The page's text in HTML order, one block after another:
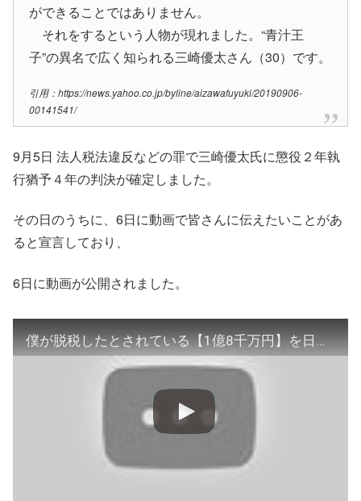
ができることではありません。
それをするという人物が現れました。“青汁王
子”の異名で広く知られる三崎優太さん（30）です。
引用：https://news.yahoo.co.jp/byline/aizawafuyuki/20190906-
00141541/
9月5日 法人税法違反などの罪で三崎優太氏に懲役２年執
行猶予４年の判決が確定しました。
その日のうちに、6日に動画で皆さんに伝えたいことがあ
ると宣言しており、
6日に動画が公開されました。
僕が脱税したとされている【1億8千万円】を日本の未来のために贖罪寄付します